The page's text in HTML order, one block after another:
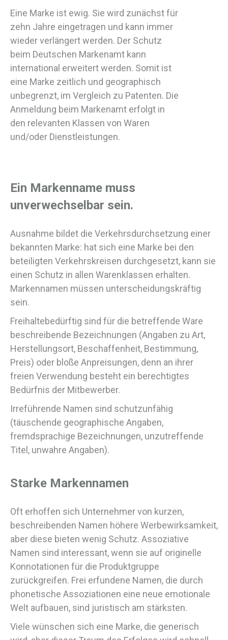
Eine Marke ist ewig. Sie wird zunächst für
zehn Jahre eingetragen und kann immer
wieder verlängert werden. Der Schutz
beim Deutschen Markenamt kann
international erweitert werden. Somit ist
eine Marke zeitlich und geographisch
unbegrenzt, im Vergleich zu Patenten. Die
Anmeldung beim Markenamt erfolgt in
den relevanten Klassen von Waren
und/oder Dienstleistungen.
Ein Markenname muss
unverwechselbar sein.
Ausnahme bildet die Verkehrsdurchsetzung einer
bekannten Marke: hat sich eine Marke bei den
beteiligten Verkehrskreisen durchgesetzt, kann sie
einen Schutz in allen Warenklassen erhalten.
Markennamen müssen unterscheidungskräftig
sein.
Freihaltebedürftig sind für die betreffende Ware
beschreibende Bezeichnungen (Angaben zu Art,
Herstellungsort, Beschaffenheit, Bestimmung,
Preis) oder bloße Anpreisungen, denn an ihrer
freien Verwendung besteht ein berechtigtes
Bedürfnis der Mitbewerber.
Irreführende Namen sind schutzunfähig
(täuschende geographische Angaben,
fremdsprachige Bezeichnungen, unzutreffende
Titel, unwahre Angaben).
Starke Markennamen
Oft erhoffen sich Unternehmer von kurzen,
beschreibenden Namen höhere Werbewirksamkeit,
aber diese bieten wenig Schutz. Assoziative
Namen sind interessant, wenn sie auf originelle
Konnotationen für die Produktgruppe
zurückgreifen. Frei erfundene Namen, die durch
phonetische Assoziationen eine neue emotionale
Welt aufbauen, sind juristisch am stärksten.
Viele wünschen sich eine Marke, die generisch